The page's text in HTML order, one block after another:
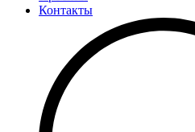
Контакты